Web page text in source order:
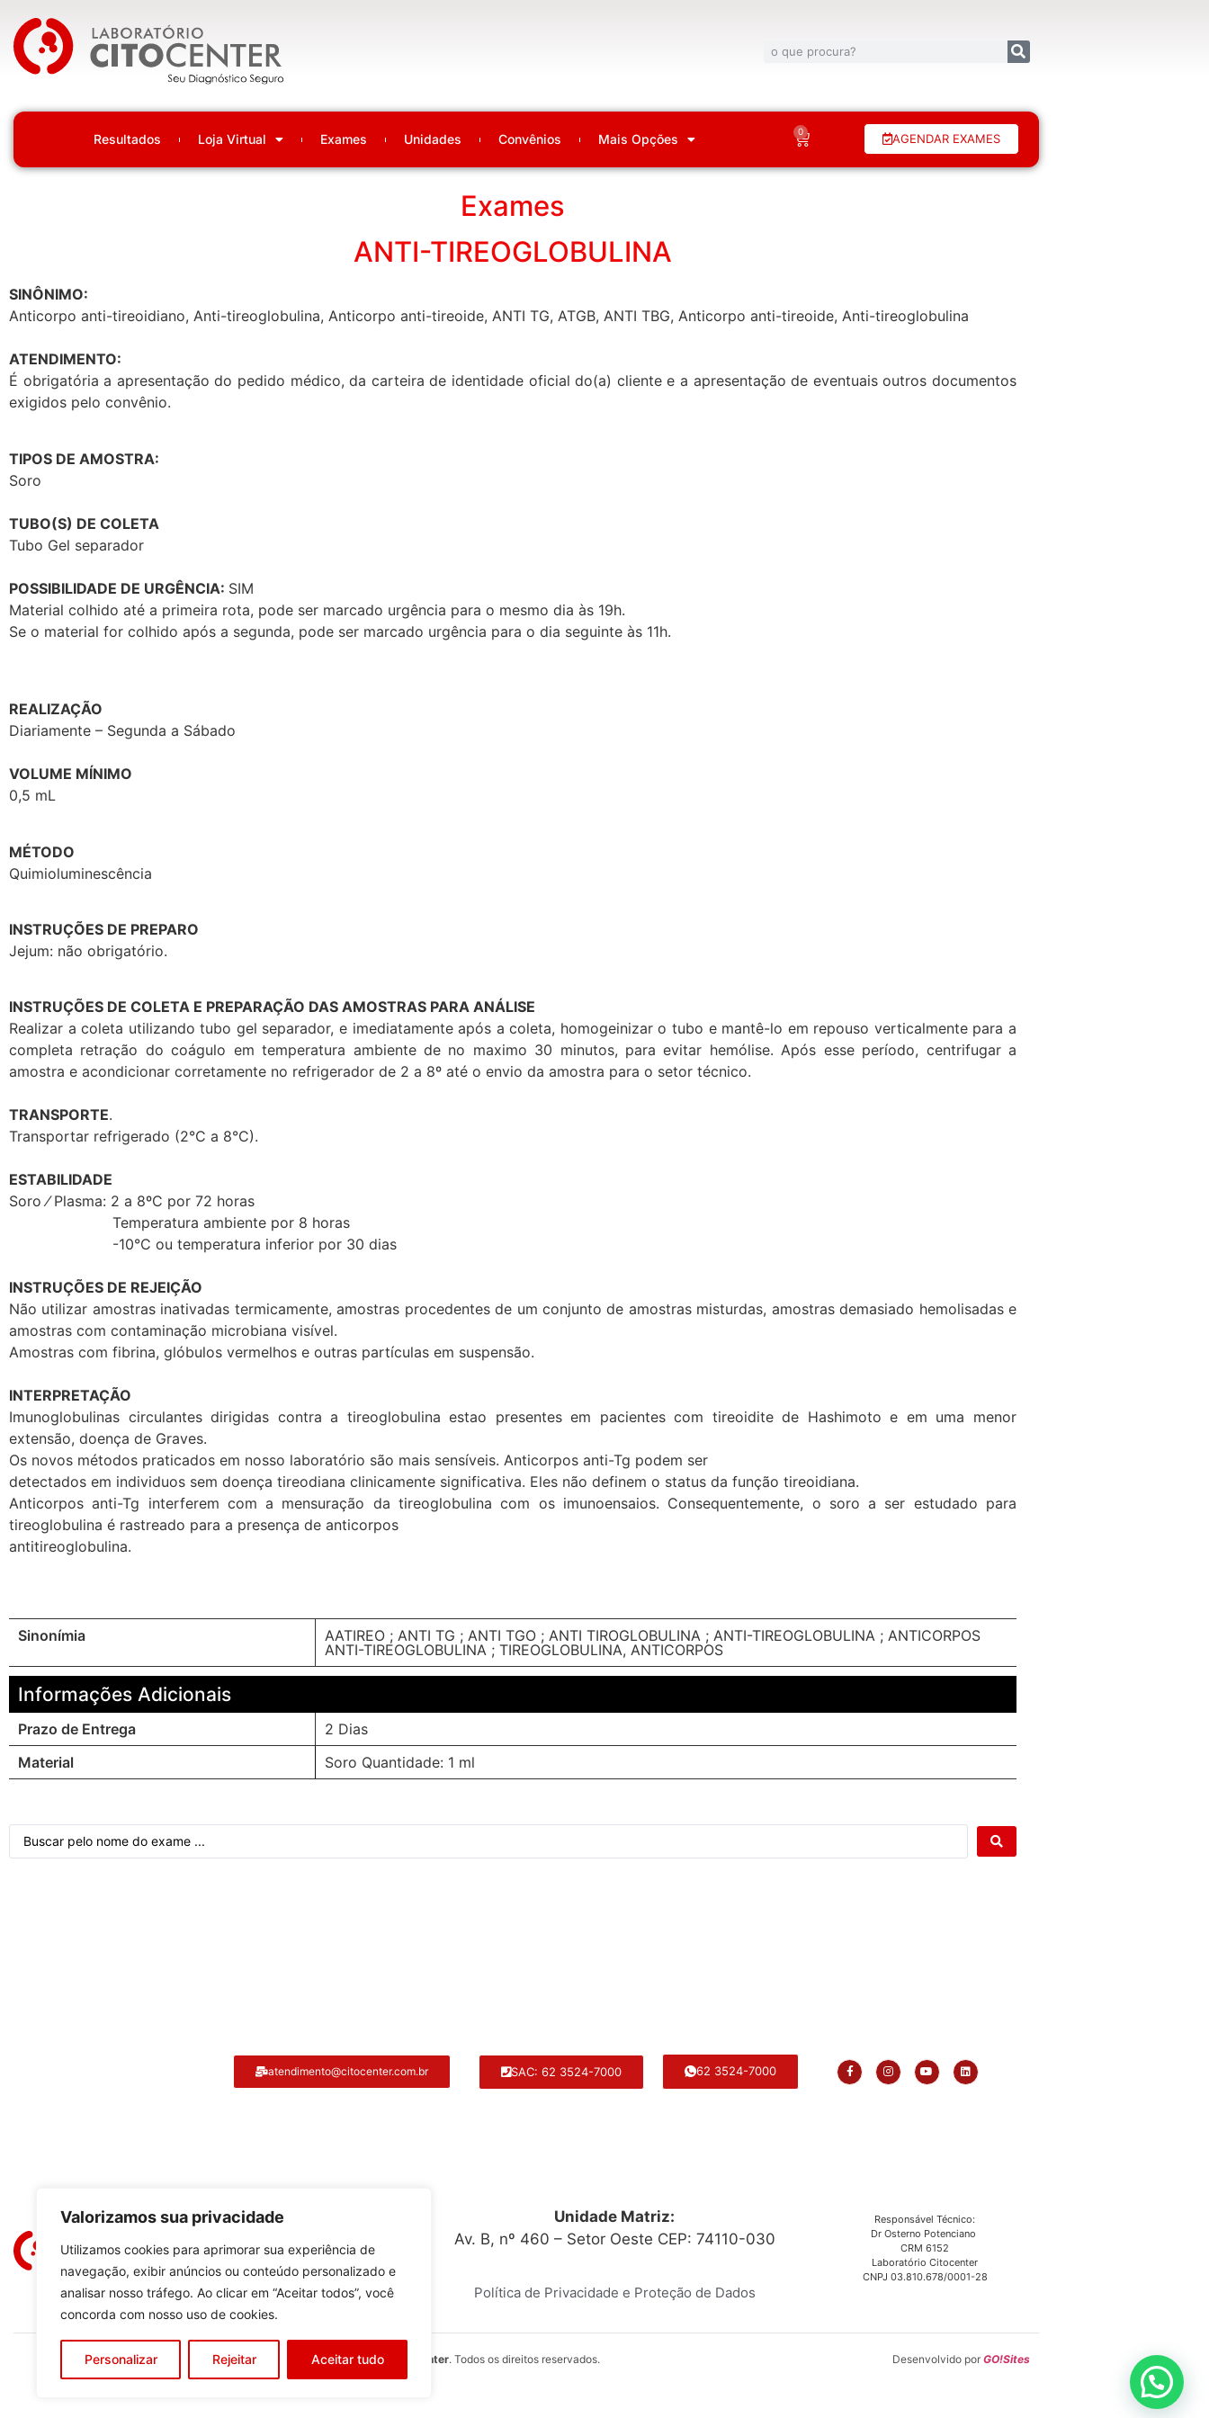
Valorizamos sua privacidade
Utilizamos cookies para aprimorar sua experiência de
navegação, exibir anúncios ou conteúdo personalizado e
analisar nosso tráfego. Ao clicar em “Aceitar todos”, você
concorda com nosso uso de cookies.
Personalizar Rejeitar Aceitar tudo
Laboratório Citocenter
Resultados Loja Virtual Exames Unidades Convênios Mais Opções 0 AGENDAR EXAMES
Exames
ANTI-TIREOGLOBULINA
SINÔNIMO:
Anticorpo anti-tireoidiano, Anti-tireoglobulina, Anticorpo anti-tireoide, ANTI TG, ATGB, ANTI TBG, Anticorpo anti-tireoide, Anti-tireoglobulina
ATENDIMENTO:
É obrigatória a apresentação do pedido médico, da carteira de identidade oficial do(a) cliente e a apresentação de eventuais outros documentos
exigidos pelo convênio.
TIPOS DE AMOSTRA:
Soro
TUBO(S) DE COLETA
Tubo Gel separador
POSSIBILIDADE DE URGÊNCIA: SIM
Material colhido até a primeira rota, pode ser marcado urgência para o mesmo dia às 19h.
Se o material for colhido após a segunda, pode ser marcado urgência para o dia seguinte às 11h.
REALIZAÇÃO
Diariamente – Segunda a Sábado
VOLUME MÍNIMO
0,5 mL
MÉTODO
Quimioluminescência
INSTRUÇÕES DE PREPARO
Jejum: não obrigatório.
INSTRUÇÕES DE COLETA E PREPARAÇÃO DAS AMOSTRAS PARA ANÁLISE
Realizar a coleta utilizando tubo gel separador, e imediatamente após a coleta, homogeinizar o tubo e mantê-lo em repouso verticalmente para a
completa retração do coágulo em temperatura ambiente de no maximo 30 minutos, para evitar hemólise. Após esse período, centrifugar a
amostra e acondicionar corretamente no refrigerador de 2 a 8º até o envio da amostra para o setor técnico.
TRANSPORTE.
Transportar refrigerado (2°C a 8°C).
ESTABILIDADE
Soro ⁄ Plasma: 2 a 8ºC por 72 horas
Temperatura ambiente por 8 horas
-10°C ou temperatura inferior por 30 dias
INSTRUÇÕES DE REJEIÇÃO
Não utilizar amostras inativadas termicamente, amostras procedentes de um conjunto de amostras misturdas, amostras demasiado hemolisadas e
amostras com contaminação microbiana visível.
Amostras com fibrina, glóbulos vermelhos e outras partículas em suspensão.
INTERPRETAÇÃO
Imunoglobulinas circulantes dirigidas contra a tireoglobulina estao presentes em pacientes com tireoidite de Hashimoto e em uma menor
extensão, doença de Graves.
Os novos métodos praticados em nosso laboratório são mais sensíveis. Anticorpos anti-Tg podem ser
detectados em individuos sem doença tireodiana clinicamente significativa. Eles não definem o status da função tireoidiana.
Anticorpos anti-Tg interferem com a mensuração da tireoglobulina com os imunoensaios. Consequentemente, o soro a ser estudado para
tireoglobulina é rastreado para a presença de anticorpos
antitireoglobulina.
Sinonímia
AATIREO ; ANTI TG ; ANTI TGO ; ANTI TIROGLOBULINA ; ANTI-TIREOGLOBULINA ; ANTICORPOS
ANTI-TIREOGLOBULINA ; TIREOGLOBULINA, ANTICORPOS
Informações Adicionais
Prazo de Entrega
2 Dias
Material
Soro Quantidade: 1 ml
atendimento@citocenter.com.br SAC: 62 3524-7000 62 3524-7000
Unidade Matriz:
Av. B, nº 460 – Setor Oeste CEP: 74110-030
Política de Privacidade e Proteção de Dados
Responsável Técnico:
Dr Osterno Potenciano
CRM 6152
Laboratório Citocenter
CNPJ 03.810.678/0001-28
Copyright © 2023 Citocenter. Todos os direitos reservados. Desenvolvido porGO!Sites